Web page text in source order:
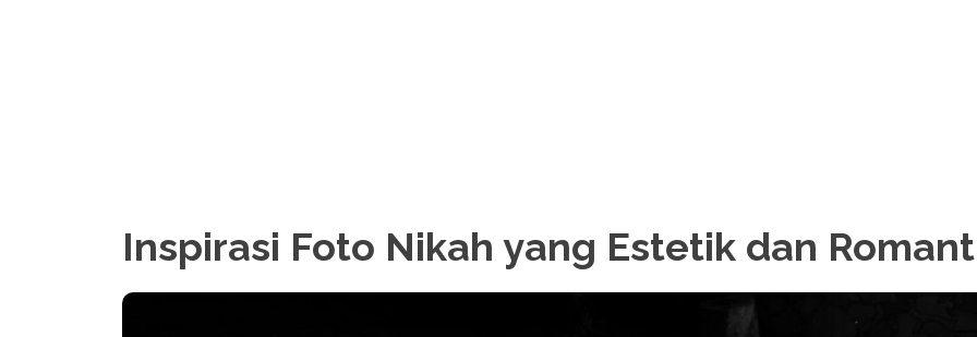
Inspirasi Foto Nikah yang Estetik dan